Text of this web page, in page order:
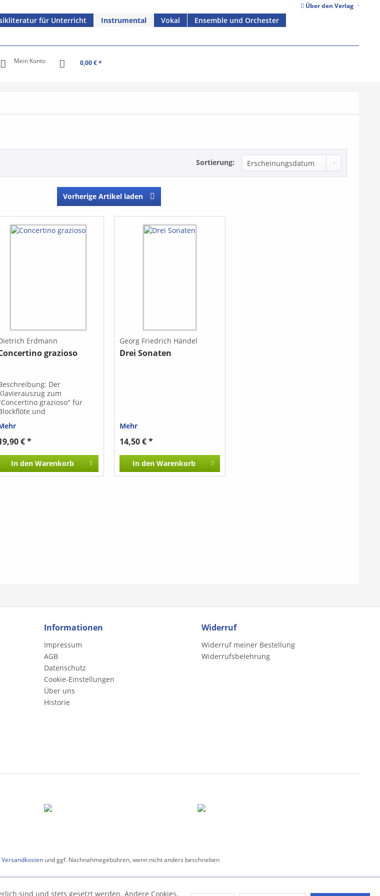
Über den Verlag
für Unterricht Instrumental Vokal Ensemble und Orchester
Mein Konto 0,00 € *
Sortierung:
Vorherige Artikel laden
Erdmann
grazioso
Der
zum
grazioso" für
und
beim
des Werkes für
Aufführungen gedacht.
lässt sich aber auch
eine Wiedergabe nur mit
anstelle des
€ *
In den Warenkorb
Georg Friedrich Händel
Drei Sonaten
Mehr
14,50 € *
In den Warenkorb
Informationen
Impressum
AGB
Datenschutz
Cookie-Einstellungen
Über uns
Historie
Widerruf
Widerruf meiner Bestellung
Widerrufsbelehrung
Versandkostenund ggf. Nachnahmegebühren, wenn nicht anders beschrieben
sind und stets gesetzt werden. Andere Cookies,